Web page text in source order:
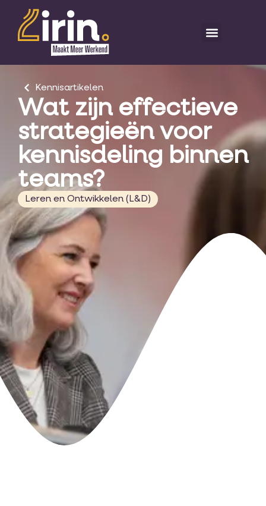
Kennisartikelen
Wat zijn effectieve
strategieën voor
kennisdeling binnen
teams?
Leren en Ontwikkelen (L&D)